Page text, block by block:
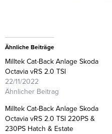
Ähnliche Beiträge
Milltek Cat-Back Anlage Skoda
Octavia vRS 2.0 TSI
22/11/2022
Ähnlicher Beitrag
Milltek Cat-Back Anlage Skoda
Octavia vRS 2.0 TSI 220PS &
230PS Hatch & Estate